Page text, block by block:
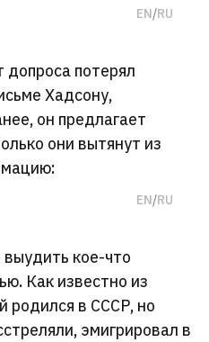
Оригинал
EN/Перевод
RU
допроса потерял
Хадсону,
он предлагает
они вытянут из
Оригинал
EN/Перевод
RU
кое-что
Как известно из
родился в СССР, но
эмигрировал в